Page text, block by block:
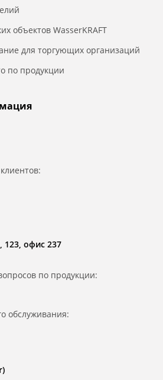
объектов WasserKRAFT
для торгующих организаций
по продукции
123, офис 237
по продукции:
обслуживания: